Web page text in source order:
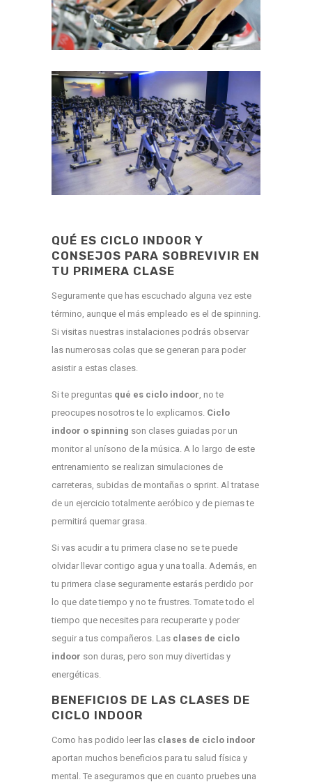
QUÉ ES CICLO INDOOR Y
CONSEJOS PARA SOBREVIVIR EN
TU PRIMERA CLASE
Seguramente que has escuchado alguna vez este
término, aunque el más empleado es el de spinning.
Si visitas nuestras instalaciones podrás observar
las numerosas colas que se generan para poder
asistir a estas clases.
Si te preguntas qué es ciclo indoor , no te
preocupes nosotros te lo explicamos. Ciclo
indoor o spinning son clases guiadas por un
monitor al unísono de la música. A lo largo de este
entrenamiento se realizan simulaciones de
carreteras, subidas de montañas o sprint. Al tratase
de un ejercicio totalmente aeróbico y de piernas te
permitirá quemar grasa.
Si vas acudir a tu primera clase no se te puede
olvidar llevar contigo agua y una toalla. Además, en
tu primera clase seguramente estarás perdido por
lo que date tiempo y no te frustres. Tomate todo el
tiempo que necesites para recuperarte y poder
seguir a tus compañeros. Las clases de ciclo
indoor son duras, pero son muy divertidas y
energéticas.
BENEFICIOS DE LAS CLASES DE
CICLO INDOOR
Como has podido leer las clases de ciclo indoor
aportan muchos beneficios para tu salud física y
mental. Te aseguramos que en cuanto pruebes una